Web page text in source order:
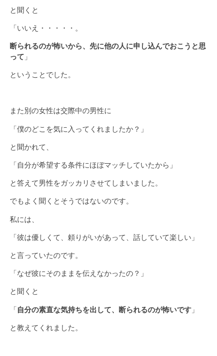
と聞くと
「いいえ・・・・・。
断られるのが怖いから、先に他の人に申し込んでおこうと思
って 」
ということでした。
また別の女性は交際中の男性に
「僕のどこを気に入ってくれましたか？」
と聞かれて、
「自分が希望する条件にほぼマッチしていたから」
と答えて男性をガッカリさせてしまいました。
でもよく聞くとそうではないのです。
私には、
「彼は優しくて、頼りがいがあって、話していて楽しい」
と言っていたのです。
「なぜ彼にそのままを伝えなかったの？」
と聞くと
「自分の素直な気持ちを出して、断られるのが怖いです 」
と教えてくれました。